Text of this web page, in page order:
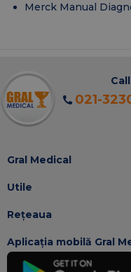
Merck Manual
021-
Gral Medical
Utile
Rețeaua
Aplicația mobilă Gral